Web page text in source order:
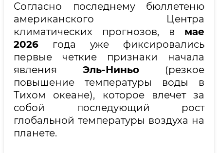
Согласно последнему бюллетеню
американского Центра
климатических прогнозов, в мае
2026 года уже фиксировались
первые четкие признаки начала
явления Эль-Ниньо (резкое
повышение температуры воды в
Тихом океане), которое влечет за
собой последующий рост
глобальной температуры воздуха на
планете.